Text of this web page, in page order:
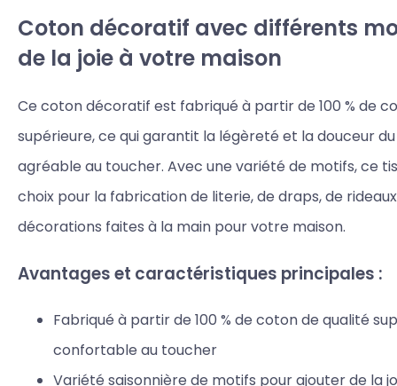
Coton décoratif avec différents
de la joie à votre maison
Ce coton décoratif est fabriqué à partir de 100 % de
supérieure, ce qui garantit la légèreté et la douceur
agréable au toucher. Avec une variété de motifs, ce
choix pour la fabrication de literie, de draps, de
décorations faites à la main pour votre maison.
Avantages et caractéristiques principales :
Fabriqué à partir de 100 % de coton de qualité
confortable au toucher
Variété saisonnière de motifs pour ajouter de la